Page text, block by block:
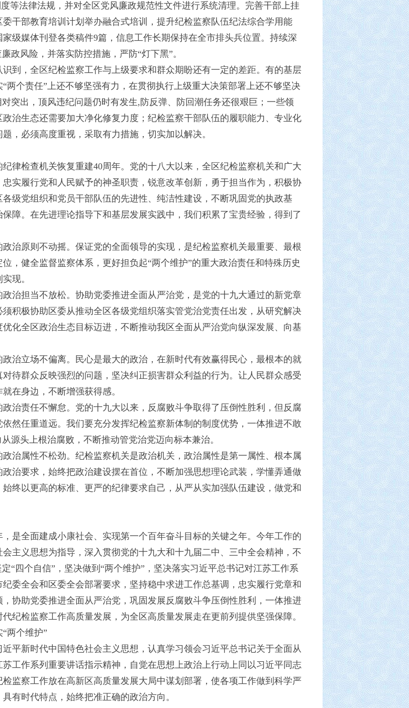
等法律法规，并对全区党风廉政规范性文件进行系统清理。完善干部上挂
干部教育培训计划举办融合式培训，提升纪检监察队伍纪法综合学用能
级媒体刊登各类稿件9篇，信息工作长期保持在全市排头兵位置。持续深
政风险，并落实防控措施，严防“灯下黑”。
到，全区纪检监察工作与上级要求和群众期盼还有一定的差距。有的基层
两个责任”上还不够坚强有力，在贯彻执行上级重大决策部署上还不够坚决
突出，顶风违纪问题仍时有发生,防反弹、防回潮任务还很艰巨；一些领
治生态还需要加大净化修复力度；纪检监察干部队伍的履职能力、专业化
，必须高度重视，采取有力措施，切实加以解决。
律检查机关恢复重建40周年。党的十八大以来，全区纪检监察机关和广大
实履行党和人民赋予的神圣职责，锐意改革创新，勇于担当作为，积极协
级党组织和党员干部队伍的先进性、纯洁性建设，不断巩固党的执政基
障。在先进理论指导下和基层发展实践中，我们积累了宝贵经验，得到了
政治原则不动摇。保证党的全面领导的实现，是纪检监察机关最重要、最根
，健全监督监察体系，更好担负起“两个维护”的重大政治责任和特殊历史
现。
政治担当不放松。协助党委推进全面从严治党，是党的十九大通过的新党章
积极协助区委从推动全区各级党组织落实管党治党责任出发，从研究解决
化全区政治生态目标迈进，不断推动我区全面从严治党向纵深发展、向基
政治立场不偏离。民心是最大的政治，在新时代有效赢得民心，最根本的就
待群众反映强烈的问题，坚决纠正损害群众利益的行为。让人民群众感受
在身边，不断增强获得感。
政治责任不懈怠。党的十九大以来，反腐败斗争取得了压倒性胜利，但反腐
然任重道远。我们要充分发挥纪检监察新体制的制度优势，一体推进不敢
源头上根治腐败，不断推动管党治党迈向标本兼治。
政治属性不松劲。纪检监察机关是政治机关，政治属性是第一属性、根本属
治要求，始终把政治建设摆在首位，不断加强思想理论武装，学懂弄通做
终以更高的标准、更严的纪律要求自己，从严从实加强队伍建设，做党和
是全面建成小康社会、实现第一个百年奋斗目标的关键之年。今年工作的
主义思想为指导，深入贯彻党的十九大和十九届二中、三中全会精神，不
“四个自信”，坚决做到“两个维护”，坚决落实习近平总书记对江苏工作系
委全会和区委全会部署要求，坚持稳中求进工作总基调，忠实履行党章和
协助党委推进全面从严治党，巩固发展反腐败斗争压倒性胜利，一体推进
纪检监察工作高质量发展，为全区高质量发展走在更前列提供坚强保障。
两个维护”
平新时代中国特色社会主义思想，认真学习领会习近平总书记关于全面从
工作系列重要讲话指示精神，自觉在思想上政治上行动上同以习近平同志
监察工作放在高新区高质量发展大局中谋划部署，使各项工作做到科学严
有时代特点，始终把准正确的政治方向。